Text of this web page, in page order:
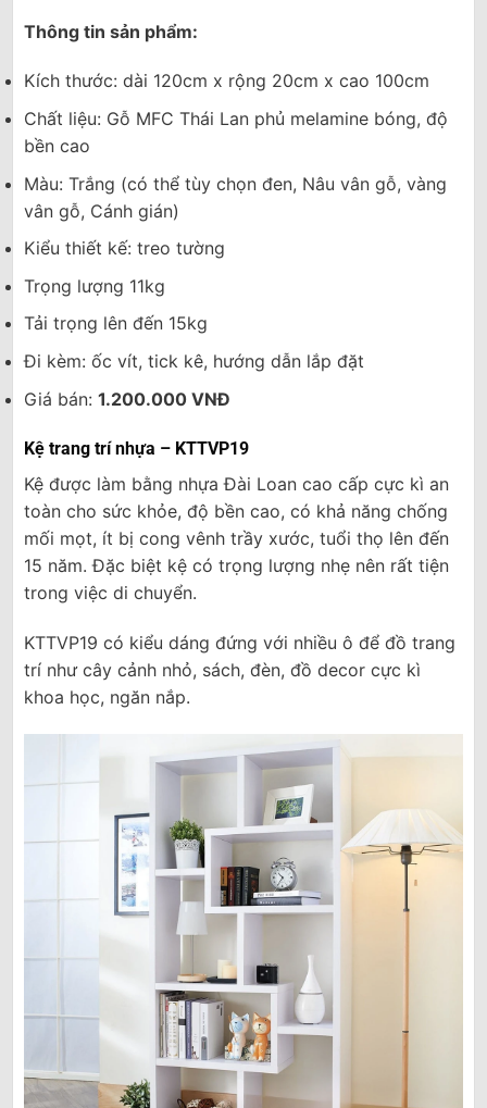
Thông tin sản phẩm:
Kích thước: dài 120cm x rộng 20cm x cao 100cm
Chất liệu: Gỗ MFC Thái Lan phủ melamine bóng, độ
bền cao
Màu: Trắng (có thể tùy chọn đen, Nâu vân gỗ, vàng
vân gỗ, Cánh gián)
Kiểu thiết kế: treo tường
Trọng lượng 11kg
Tải trọng lên đến 15kg
Đi kèm: ốc vít, tick kê, hướng dẫn lắp đặt
Giá bán: 1.200.000 VNĐ
Kệ trang trí nhựa – KTTVP19
Kệ được làm bằng nhựa Đài Loan cao cấp cực kì an
toàn cho sức khỏe, độ bền cao, có khả năng chống
mối mọt, ít bị cong vênh trầy xước, tuổi thọ lên đến
15 năm. Đặc biệt kệ có trọng lượng nhẹ nên rất tiện
trong việc di chuyển.
KTTVP19 có kiểu dáng đứng với nhiều ô để đồ trang
trí như cây cảnh nhỏ, sách, đèn, đồ decor cực kì
khoa học, ngăn nắp.